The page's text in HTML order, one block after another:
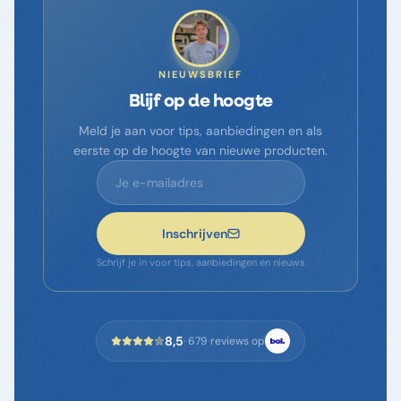
NIEUWSBRIEF
Blijf op de hoogte
Meld je aan voor tips, aanbiedingen en als
eerste op de hoogte van nieuwe producten.
Inschrijven
Schrijf je in voor tips, aanbiedingen en nieuws
8,5·679 reviews op